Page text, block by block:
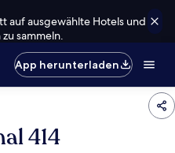
auf ausgewählte Hotels und
sammeln.
App herunterladen
414